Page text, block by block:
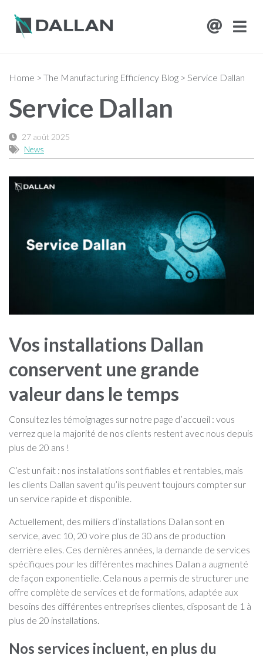
Home > The Manufacturing Efficiency Blog > Service Dallan
Service Dallan
27 août 2025
News
Vos installations Dallan
conservent une grande
valeur dans le temps
Consultez les témoignages sur notre page d’accueil : vous
verrez que la majorité de nos clients restent avec nous depuis
plus de 20 ans !
C’est un fait : nos installations sont fiables et rentables, mais
les clients Dallan savent qu’ils peuvent toujours compter sur
un service rapide et disponible.
Actuellement, des milliers d’installations Dallan sont en
service, avec 10, 20 voire plus de 30 ans de production
derrière elles. Ces dernières années, la demande de services
spécifiques pour les différentes machines Dallan a augmenté
de façon exponentielle. Cela nous a permis de structurer une
offre complète de services et de formations, adaptée aux
besoins des différentes entreprises clientes, disposant de 1 à
plus de 20 installations.
Nos services incluent, en plus du